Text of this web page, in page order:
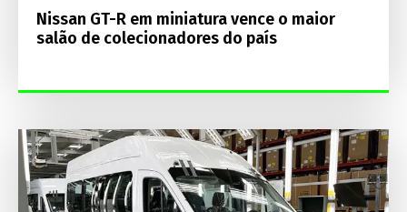
Nissan GT-R em miniatura vence o maior
salão de colecionadores do país